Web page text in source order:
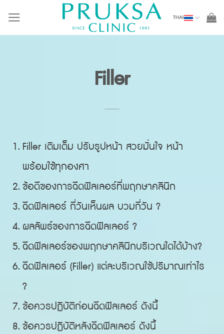
content
THAI
Filler
Filler เติมเต็ม ปรับรูปหน้า สวยมั่นใจ หน้า
พร้อมใช้ทุกองศา
ข้อดีของการฉีดฟิลเลอร์ที่พฤกษาคลินิก
ฉีดฟิลเลอร์ กี่วันเห็นผล บวมกี่วัน ?
ผลลัพธ์ของการฉีดฟิลเลอร์ ?
ฉีดฟิลเลอร์ของพฤกษาคลินิกบริเวณใดได้บ้าง?
ฉีดฟิลเลอร์ (Filler) แต่ละบริเวณใช้ปริมาณเท่าไร
?
ข้อควรปฏิบัติก่อนฉีดฟิลเลอร์ ดังนี้
ข้อควรปฏิบัติหลังฉีดฟิลเลอร์ ดังนี้